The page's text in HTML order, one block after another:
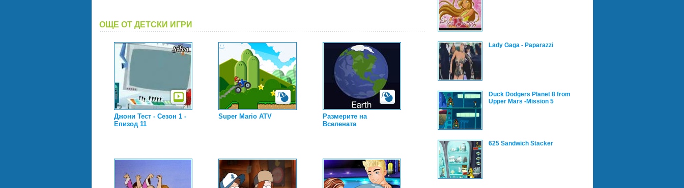
ОЩЕ ОТ ДЕТСКИ ИГРИ
Джони Тест - Сезон 1 -
Епизод 11
Super Mario ATV
Размерите на
Вселената
Lady Gaga - Paparazzi
Duck Dodgers Planet 8 from
Upper Mars -Mission 5
625 Sandwich Stacker